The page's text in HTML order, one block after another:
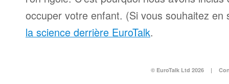
occuper votre enfant. (Si vous souhaitez en
la science derrière EuroTalk.
© EuroTalk Ltd 2026 |